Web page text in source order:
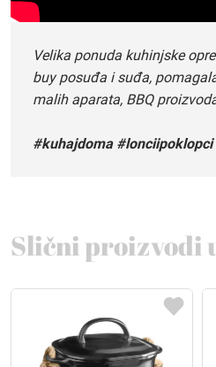
Velika ponuda kuhinjske
buy posuđa i suđa,
malih aparata, BBQ
#kuhajdoma #lonciipoklopci
Slični proizvodi